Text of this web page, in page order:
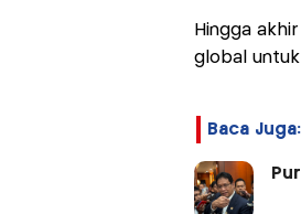
Hingga
global
Baca Juga: